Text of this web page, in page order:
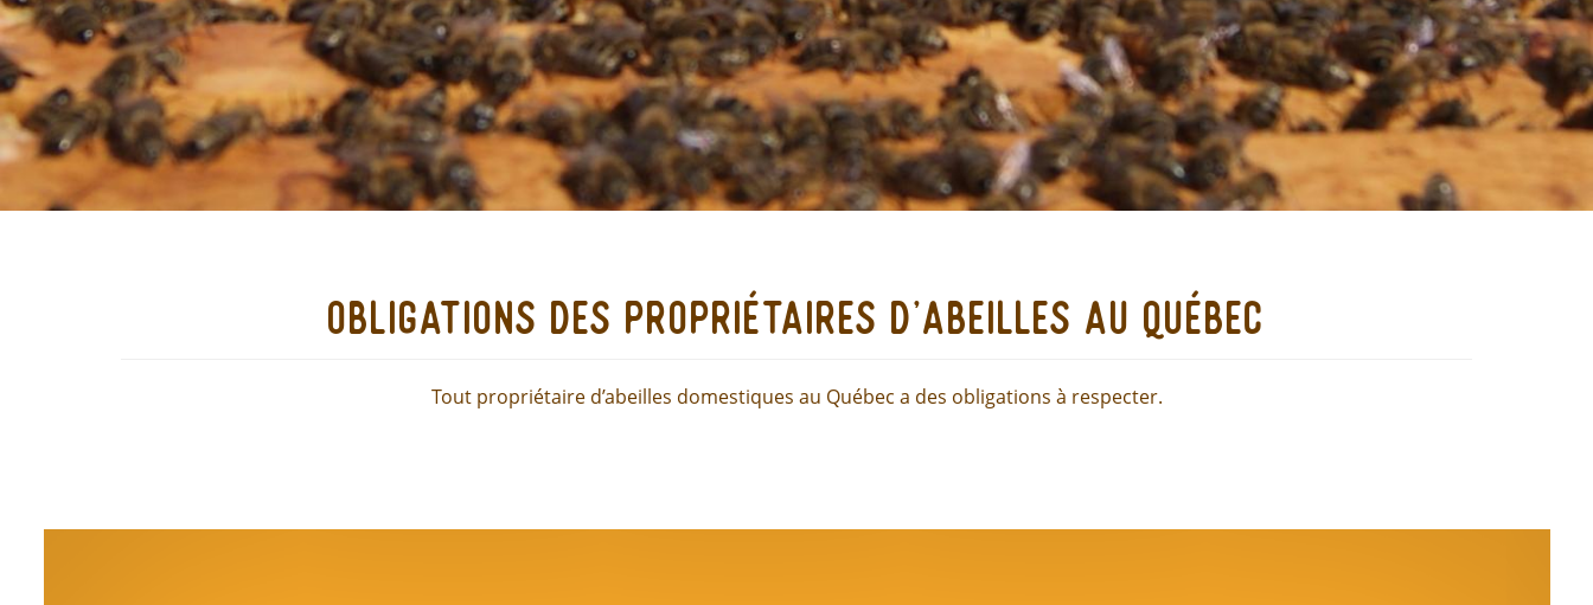
obligations des propriétaires d’abeilles au québec
Tout propriétaire d’abeilles domestiques au Québec a des obligations à respecter.